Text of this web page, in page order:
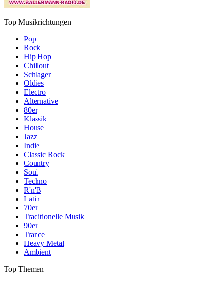
Top Musikrichtungen
Pop
Rock
Hip Hop
Chillout
Schlager
Oldies
Electro
Alternative
80er
Klassik
House
Jazz
Indie
Classic Rock
Country
Soul
Techno
R'n'B
Latin
70er
Traditionelle Musik
90er
Trance
Heavy Metal
Ambient
Top Themen